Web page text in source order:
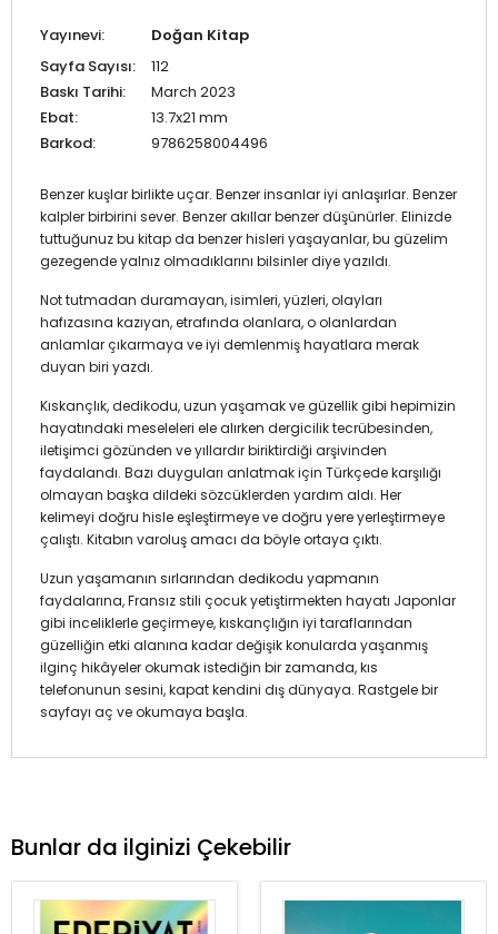
Yayınevi:
Doğan Kitap
Sayfa Sayısı:
112
Baskı Tarihi:
March 2023
Ebat:
13.7x21 mm
Barkod:
9786258004496
Benzer kuşlar birlikte uçar. Benzer insanlar iyi anlaşırlar. Benzer
kalpler birbirini sever. Benzer akıllar benzer düşünürler. Elinizde
tuttuğunuz bu kitap da benzer hisleri yaşayanlar, bu güzelim
gezegende yalnız olmadıklarını bilsinler diye yazıldı.
Not tutmadan duramayan, isimleri, yüzleri, olayları
hafızasına kazıyan, etrafında olanlara, o olanlardan
anlamlar çıkarmaya ve iyi demlenmiş hayatlara merak
duyan biri yazdı.
Kıskançlık, dedikodu, uzun yaşamak ve güzellik gibi hepimizin
hayatındaki meseleleri ele alırken dergicilik tecrübesinden,
iletişimci gözünden ve yıllardır biriktirdiği arşivinden
faydalandı. Bazı duyguları anlatmak için Türkçede karşılığı
olmayan başka dildeki sözcüklerden yardım aldı. Her
kelimeyi doğru hisle eşleştirmeye ve doğru yere yerleştirmeye
çalıştı. Kitabın varoluş amacı da böyle ortaya çıktı.
Uzun yaşamanın sırlarından dedikodu yapmanın
faydalarına, Fransız stili çocuk yetiştirmekten hayatı Japonlar
gibi inceliklerle geçirmeye, kıskançlığın iyi taraflarından
güzelliğin etki alanına kadar değişik konularda yaşanmış
ilginç hikâyeler okumak istediğin bir zamanda, kıs
telefonunun sesini, kapat kendini dış dünyaya. Rastgele bir
sayfayı aç ve okumaya başla.
Bunlar da ilginizi Çekebilir